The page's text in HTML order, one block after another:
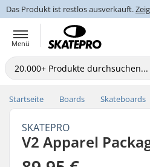
Das Produkt ist restlos ausverkauft.
Menü
Startseite Boards Skateboards
SKATEPRO
V2 Apparel